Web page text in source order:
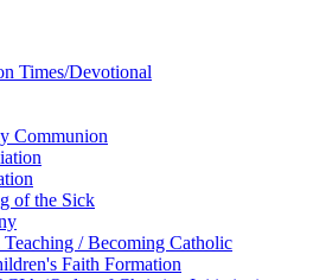
Times/Devotional
Communion
of the Sick
Teaching / Becoming Catholic
Faith Formation